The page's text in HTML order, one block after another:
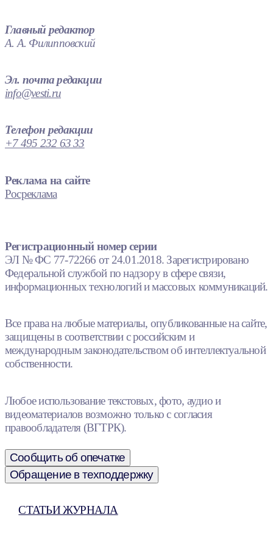
Главный редактор
А. А. Филипповский
Эл. почта редакции
info@vesti.ru
Телефон редакции
+7 495 232 63 33
Реклама на сайте
Росреклама
Регистрационный номер серии
ЭЛ № ФС 77-72266 от 24.01.2018. Зарегистрировано
Федеральной службой по надзору в сфере связи,
информационных технологий и массовых коммуникаций.
Все права на любые материалы, опубликованные на сайте,
защищены в соответствии с российским и
международным законодательством об интеллектуальной
собственности.
Любое использование текстовых, фото, аудио и
видеоматериалов возможно только с согласия
правообладателя (ВГТРК).
Сообщить об опечатке
Обращение в техподдержку
СТАТЬИ ЖУРНАЛА